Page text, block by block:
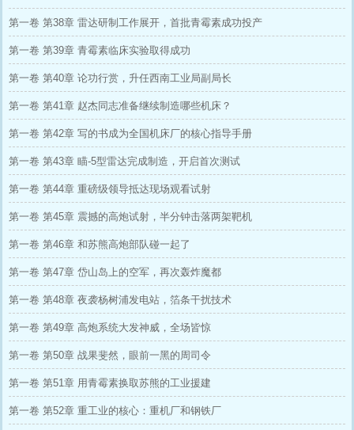
第一卷 第38章 雷达研制工作展开，首批青霉素成功投产
第一卷 第39章 青霉素临床实验取得成功
第一卷 第40章 论功行赏，升任西南工业局副局长
第一卷 第41章 赵杰同志准备继续制造哪些机床？
第一卷 第42章 写的书成为全国机床厂的核心指导手册
第一卷 第43章 瞄-5型雷达完成制造，开启首次测试
第一卷 第44章 重磅级领导抵达现场观看试射
第一卷 第45章 震撼的高炮试射，半分钟击落两架靶机
第一卷 第46章 和苏熊高炮部队碰一起了
第一卷 第47章 岱山岛上的空军，再次轰炸魔都
第一卷 第48章 夜袭杨树浦发电站，箔条干扰技术
第一卷 第49章 高炮系统大发神威，全场皆惊
第一卷 第50章 战果斐然，眼前一黑的周司令
第一卷 第51章 用青霉素换取苏熊的工业援建
第一卷 第52章 重工业的核心：重机厂和钢铁厂